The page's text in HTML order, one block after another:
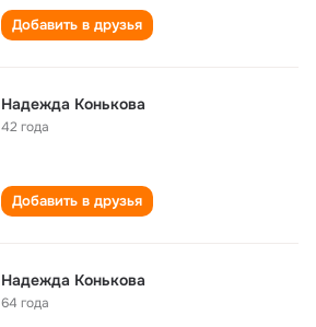
Добавить в друзья
Надежда Конькова
42 года
Добавить в друзья
Надежда Конькова
64 года